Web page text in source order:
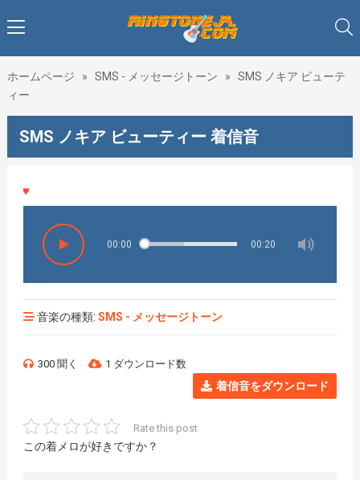
ホームページ » SMS - メッセージトーン »
SMS ノキア ビューテ
ィー
SMS ノキア ビューティー 着信音
00:00 00:20
音楽の種類: SMS - メッセージトーン
300 聞く 1 ダウンロード数
着信音をダウンロード
Rate this post
この着メロが好きですか？